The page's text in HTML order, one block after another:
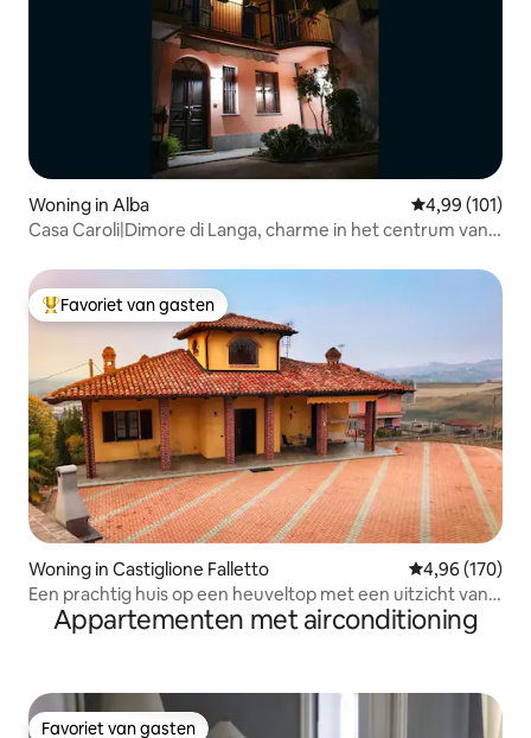
Woning in Alba Gemiddelde
4,99 (101)
Casa Caroli|Dimore di Langa, charme in het centrum van
Topfavoriet van gasten
Favoriet van gasten
Woning in Castiglione Falletto Gemiddelde
4,96 (170)
Een prachtig huis op een heuveltop met een uitzicht van
360°Appartementen met airconditioning
Favoriet van gasten